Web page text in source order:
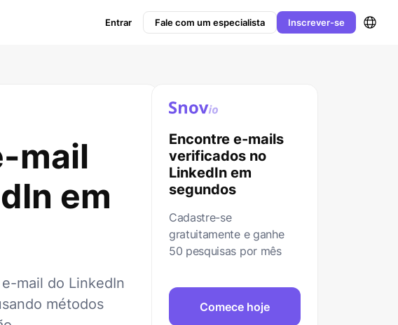
Entrar Fale com um especialista Inscrever-se
mail
em
mail do LinkedIn
métodos
Encontre e-mails
verificados no
LinkedIn em
segundos
Cadastre-se
gratuitamente e ganhe
50 pesquisas por mês
Comece hoje